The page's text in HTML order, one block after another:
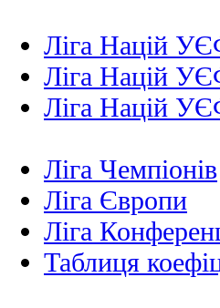
Ліга Націй
Ліга Націй
Ліга Націй
Ліга Чемпіонів
Ліга Європи
Ліга
Таблиця